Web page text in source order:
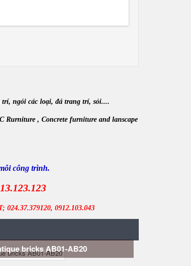
trí, ngói các loại, đá trang trí, sỏi....
Rurniture , Concrete furniture and lanscape
công trình.
024.37.379120, 0912.103.043
bricks AB01-AB20